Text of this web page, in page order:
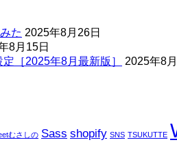
た 2025年8月26日
8月15日
［2025年8月最新版］
2025年8
むさしの Sass shopify SNS TSUKUTTE